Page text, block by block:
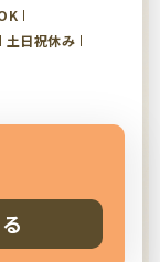
土日祝休み